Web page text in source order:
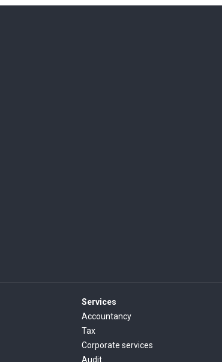
Services
Accountancy
Tax
Corporate services
Audit